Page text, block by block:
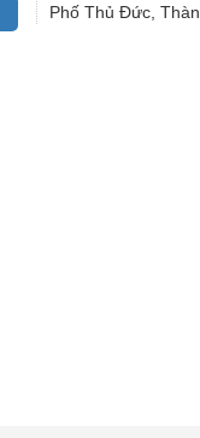
Phố Thủ Đức,